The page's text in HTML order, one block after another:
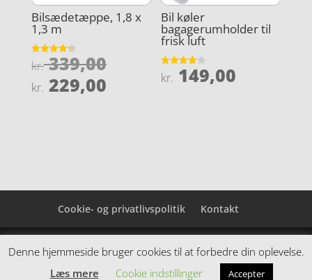
Bilsædetæppe, 1,8 x
1,3 m
Vurderet
4.3
kr.339,00Den
oprindelige
kr. 229,00Den
Bil køler
bagagerumholder til
frisk luft
Vurderet
3.9
kr. 149,00
Cookie- og privatlivspolitik Kontakt
Denne hjemmeside samler et bredt udvalg af
spændende varer. Siden er et affiiliatesite, og nogle
Denne hjemmeside bruger cookies til at forbedre din oplevelse.
Læs mere
Cookie indstillinger Accepter